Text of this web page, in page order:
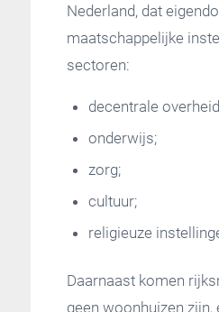
Nederland, dat
maatschappelijke
sectoren:
decentrale
onderwijs;
zorg;
cultuur;
religieuze
Daarnaast komen
geen woonhuizen zijn,